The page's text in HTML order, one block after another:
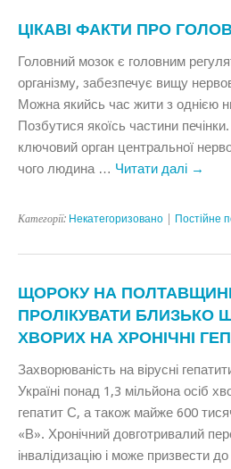
ЦІКАВІ ФАКТИ ПРО
Головний мозок є головним
організму, забезпечує вищу
Можна якийсь час жити з однією
Позбутися якоїсь частини
ключовий орган центральної
чого людина … Читати далі →
Категорії: Некатегоризовано Постійне
ЩОРОКУ НА
ПРОЛІКУВАТИ БЛИЗЬКО
ХВОРИХ НА ХРОНІЧНІ
Захворюваність на вірусні
Україні понад 1,3 мільйона осіб
гепатит С, а також майже 600
«В». Хронічний довготривалий
інвалідизацію і може призвести